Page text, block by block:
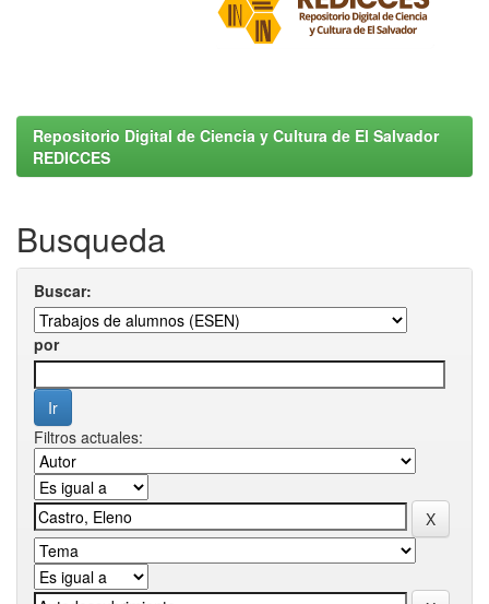
Repositorio Digital de Ciencia y Cultura de El Salvador
REDICCES
Busqueda
Buscar:
por
Filtros actuales: